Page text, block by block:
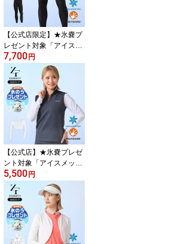
SH メンズ レディース 男
女兼用 夏 涼しい 日焼け
対策 UV
【公式店限定】★氷嚢プ
レゼント対象「アイスメ
ッシュ タイツ」返品交換
可 メンズ 冷感 uvカット
スポーツ ゴルフ 接触冷
感インナー スポーツウェ
ア タイツ UV ICE MESH
夏用 涼しい 日焼け予防
紫外線予防 ZEROFIT ゼ
ロフィット イオンスポー
ツ
7,700円
【公式店】★氷嚢プレゼ
ント対象「アイスメッシ
ュ ボレロタイプ アーム
カバー」返品交換可 メン
ズ レディース 冷感 uvカ
ット スポーツ ゴルフ 接
触冷感インナー スポーツ
ウェア UV手袋 ICE MES
H 夏用 涼しい 日焼け予
5,500円